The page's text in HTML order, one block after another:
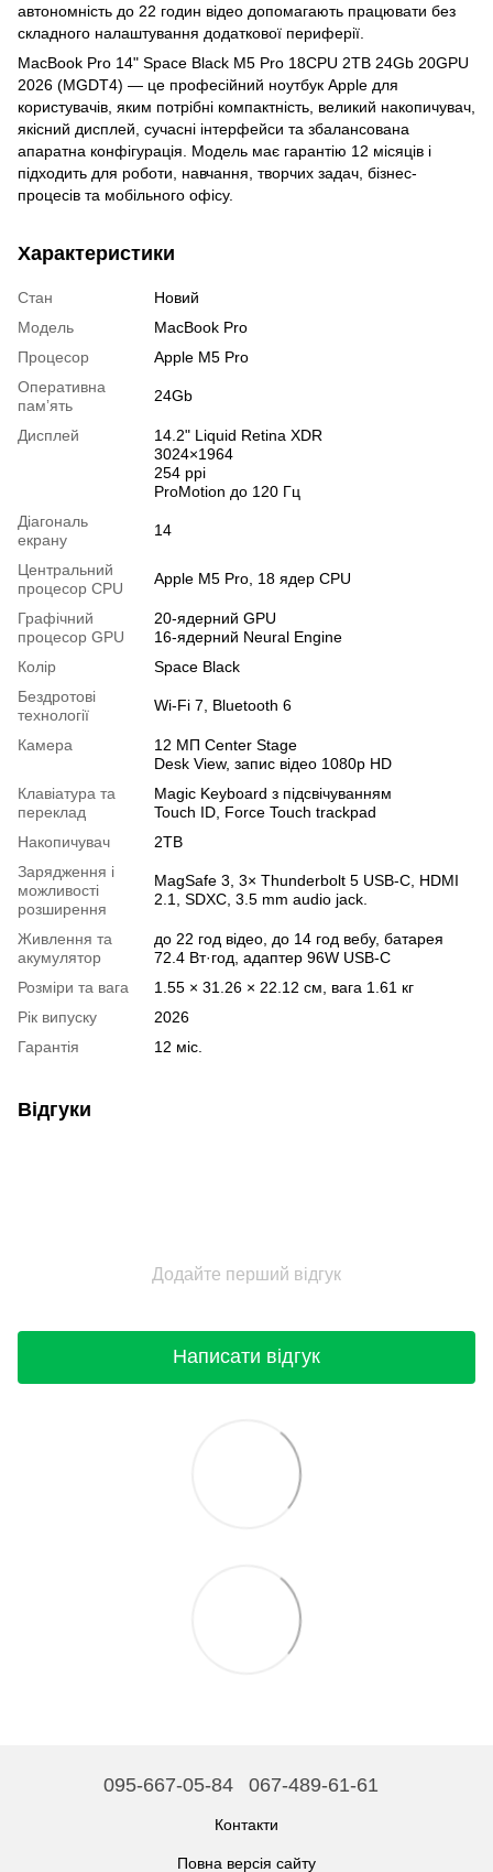
автономність до 22 годин відео допомагають працювати без
складного налаштування додаткової периферії.
MacBook Pro 14" Space Black M5 Pro 18CPU 2TB 24Gb 20GPU
2026 (MGDT4) — це професійний ноутбук Apple для
користувачів, яким потрібні компактність, великий накопичувач,
якісний дисплей, сучасні інтерфейси та збалансована
апаратна конфігурація. Модель має гарантію 12 місяців і
підходить для роботи, навчання, творчих задач, бізнес-
процесів та мобільного офісу.
Характеристики
Стан
Новий
Модель
MacBook Pro
Процесор
Apple M5 Pro
Оперативна
памʼять
24Gb
Дисплей
14.2" Liquid Retina XDR
3024×1964
254 ppi
ProMotion до 120 Гц
Діагональ
екрану
14
Центральний
процесор CPU
Apple M5 Pro, 18 ядер CPU
Графічний
процесор GPU
20-ядерний GPU
16-ядерний Neural Engine
Колір
Space Black
Бездротові
технології
Wi-Fi 7, Bluetooth 6
Камера
12 МП Center Stage
Desk View, запис відео 1080p HD
Клавіатура та
переклад
Magic Keyboard з підсвічуванням
Touch ID, Force Touch trackpad
Накопичувач
2TB
Зарядження і
можливості
розширення
MagSafe 3, 3× Thunderbolt 5 USB-C, HDMI
2.1, SDXC, 3.5 mm audio jack.
Живлення та
акумулятор
до 22 год відео, до 14 год вебу, батарея
72.4 Вт·год, адаптер 96W USB-C
Розміри та вага
1.55 × 31.26 × 22.12 см, вага 1.61 кг
Рік випуску
2026
Гарантія
12 міс.
Відгуки
Додайте перший відгук
Написати відгук
095-667-05-84 067-489-61-61
Контакти
Повна версія сайту